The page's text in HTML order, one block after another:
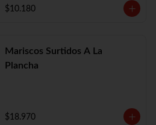
$10.180
Mariscos Surtidos A La
Plancha
$18.970